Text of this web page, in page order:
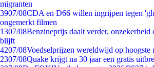
migranten
3907/08CDA en D66 willen ingrijpen tegen
ongemerkt filmen
1307/08Benzineprijs daalt verder,
blijft
4207/08Voedselprijzen wereldwijd op hoogste
2307/08Quake krijgt na 30 jaar een gratis